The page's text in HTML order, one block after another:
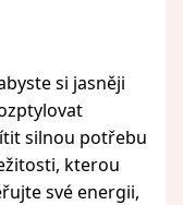
si jasněji
silnou potřebu
kterou
své energii,